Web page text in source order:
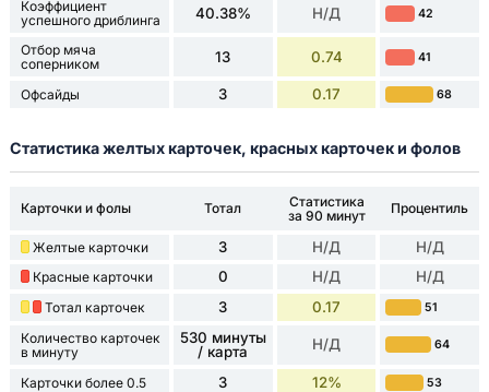
Коэффициент
успешного дриблинга
40.38% Н/Д 42
Отбор мяча
соперником
13 0.74 41
Офсайды 3 0.17 68
Статистика желтых карточек, красных карточек и фолов
Карточки и фолы Тотал
Статистика
за 90 минут
Процентиль
Желтые карточки 3 Н/Д Н/Д
Красные карточки 0 Н/Д Н/Д
Тотал карточек 3 0.17 51
Количество карточек
в минуту
530 минуты
/ карта
Н/Д 64
Карточки более 0.5 3 12% 53